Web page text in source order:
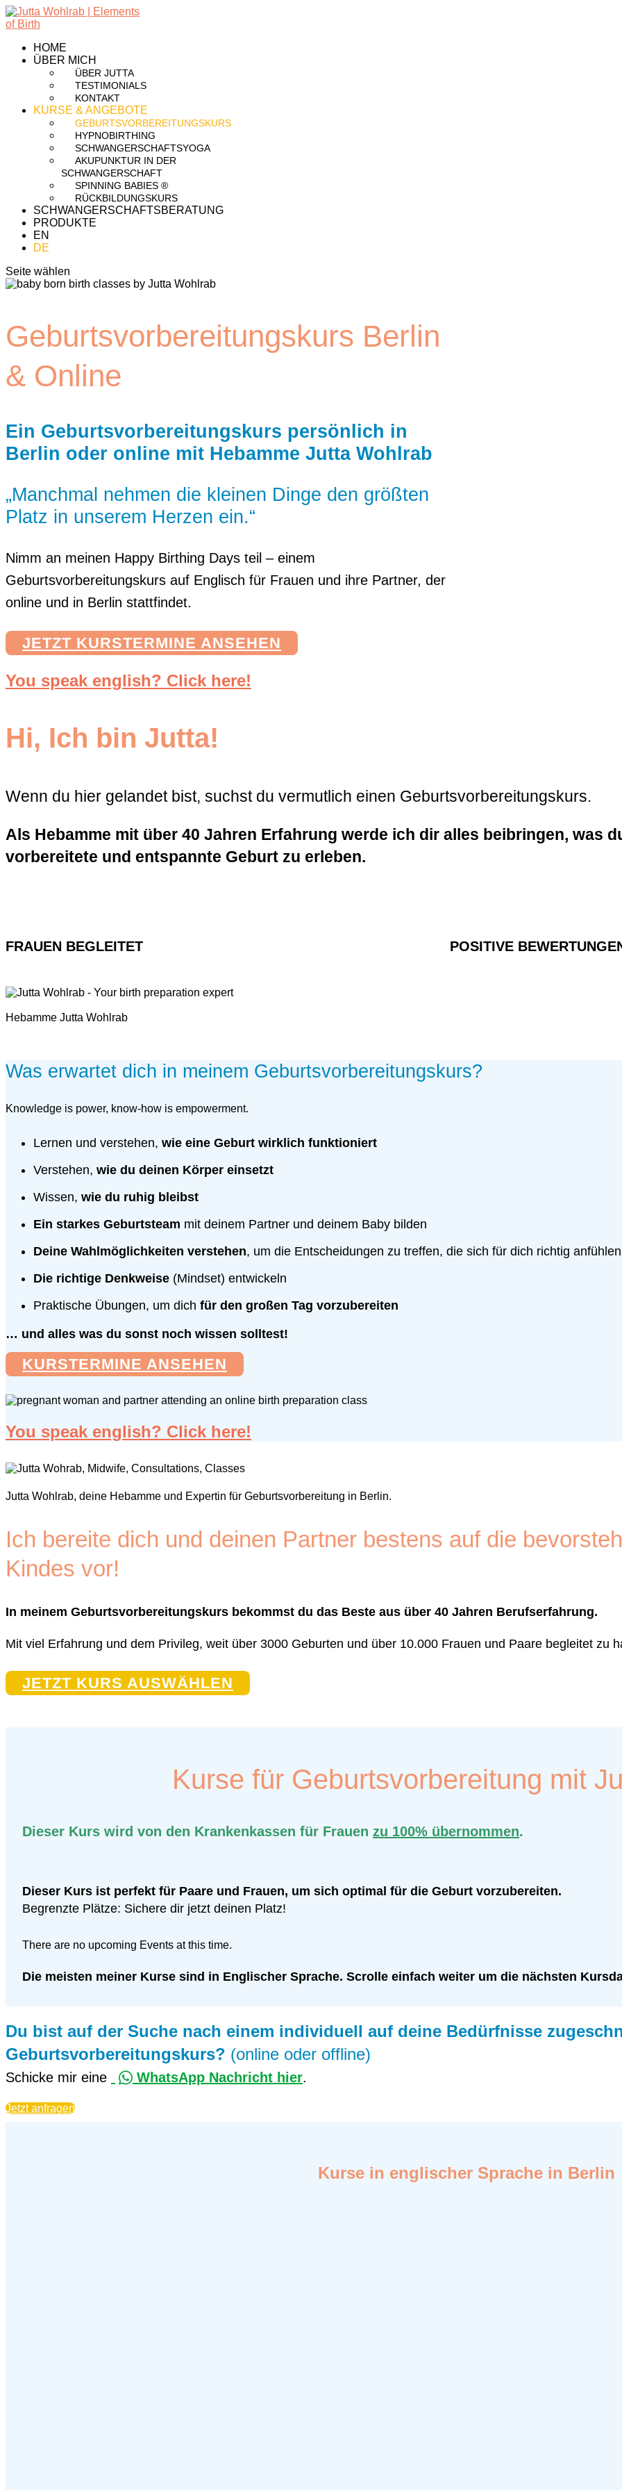
HOME
ÜBER MICH
ÜBER JUTTA
TESTIMONIALS
KONTAKT
KURSE & ANGEBOTE
GEBURTSVORBEREITUNGSKURS
HYPNOBIRTHING
SCHWANGERSCHAFTSYOGA
AKUPUNKTUR IN DER
SCHWANGERSCHAFT
SPINNING BABIES ®
RÜCKBILDUNGSKURS
SCHWANGERSCHAFTSBERATUNG
PRODUKTE
EN
DE
Seite wählen
Geburtsvorbereitungskurs Berlin
& Online
Ein Geburtsvorbereitungskurs persönlich in
Berlin oder online mit Hebamme Jutta Wohlrab
„Manchmal nehmen die kleinen Dinge den größten
Platz in unserem Herzen ein.“
Nimm an meinen Happy Birthing Days teil – einem
Geburtsvorbereitungskurs auf Englisch für Frauen und ihre Partner, der
online und in Berlin stattfindet.
JETZT KURSTERMINE ANSEHEN
You speak english? Click here!
Hi, Ich bin Jutta!
Wenn du hier gelandet bist, suchst du vermutlich einen Geburtsvorbereitungskurs.
Als Hebamme mit über 40 Jahren Erfahrung werde ich dir alles beibringen, was
vorbereitete und entspannte Geburt zu erleben.
FRAUEN BEGLEITET POSITIVE
Hebamme Jutta Wohlrab
Was erwartet dich in meinem Geburtsvorbereitungskurs?
Knowledge is power, know-how is empowerment.
Lernen und verstehen, wie eine Geburt wirklich funktioniert
Verstehen, wie du deinen Körper einsetzt
Wissen, wie du ruhig bleibst
Ein starkes Geburtsteam mit deinem Partner und deinem Baby bilden
Deine Wahlmöglichkeiten verstehen, um die Entscheidungen zu treffen, die sich für dich richtig anfühlen
Die richtige Denkweise (Mindset) entwickeln
Praktische Übungen, um dich für den großen Tag vorzubereiten
… und alles was du sonst noch wissen solltest!
KURSTERMINE ANSEHEN
You speak english? Click here!
Jutta Wohlrab, deine Hebamme und Expertin für Geburtsvorbereitung in Berlin.
Ich bereite dich und deinen Partner bestens auf die
Kindes vor!
In meinem Geburtsvorbereitungskurs bekommst du das Beste aus über 40 Jahren Berufserfahrung.
Mit viel Erfahrung und dem Privileg, weit über 3000 Geburten und über 10.000 Frauen und Paare begleitet zu
JETZT KURS AUSWÄHLEN
Kurse für Geburtsvorbereitung mit
Dieser Kurs wird von den Krankenkassen für Frauen zu 100% übernommen.
Dieser Kurs ist perfekt für Paare und Frauen, um sich optimal für die Geburt vorzubereiten.
Begrenzte Plätze: Sichere dir jetzt deinen Platz!
There are no upcoming Events at this time.
Die meisten meiner Kurse sind in Englischer Sprache. Scrolle einfach weiter um die nächsten
Du bist auf der Suche nach einem individuell auf deine Bedürfnisse
Geburtsvorbereitungskurs? (online oder offline)
Schicke mir eine WhatsApp Nachricht hier.
Jetzt anfragen
Kurse in englischer Sprache in Berlin